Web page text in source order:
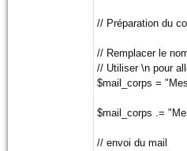
// Préparation du
// Remplacer le
// Utiliser \n pour
$mail_corps =
$mail_corps .=
// envoi du mail